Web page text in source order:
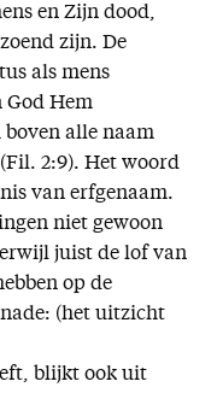
en Zijn dood,
zijn. De
als mens
God Hem
boven alle naam
2:9). Het woord
van erfgenaam.
niet gewoon
juist de lof van
op de
(het uitzicht
blijkt ook uit